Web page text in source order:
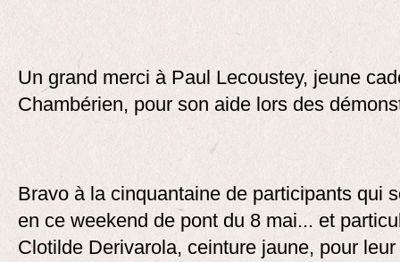
Un grand merci à Paul Lecoustey, jeune
Chambérien, pour son aide lors des
Bravo à la cinquantaine de participants qui
en ce weekend de pont du 8 mai... et
Clotilde Derivarola, ceinture jaune, pour